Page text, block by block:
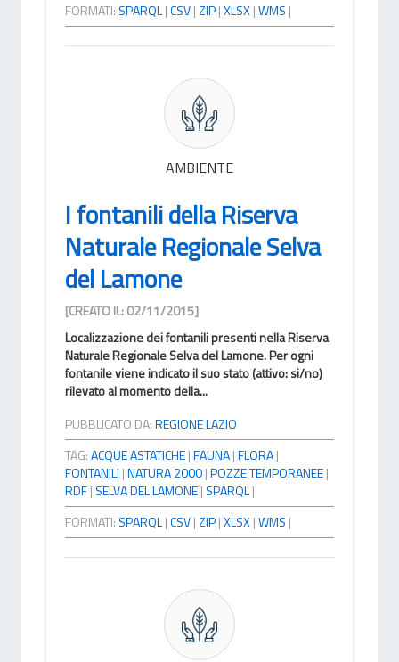
FORMATI: SPARQL|CSV|ZIP|XLSX|WMS |
AMBIENTE
I fontanili della Riserva
Naturale Regionale Selva
del Lamone
[CREATO IL: 02/11/2015]
Localizzazione dei fontanili presenti nella Riserva
Naturale Regionale Selva del Lamone. Per ogni
fontanile viene indicato il suo stato (attivo: si/no)
rilevato al momento della...
PUBBLICATO DA:REGIONE LAZIO
TAG:ACQUE ASTATICHE|FAUNA|FLORA|
FONTANILI |NATURA 2000|POZZE TEMPORANEE|
RDF| SELVA DEL LAMONE| SPARQL|
FORMATI: SPARQL|CSV|ZIP|XLSX|WMS |